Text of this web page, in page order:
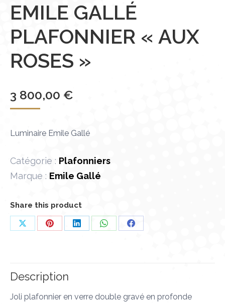
EMILE GALLÉ
PLAFONNIER « AUX
ROSES »
3 800,00 €
Luminaire Emile Gallé
Catégorie : Plafonniers
Marque : Emile Gallé
Share this product
PartagerPartagerPartagerPartagerPartager
Description
Joli plafonnier en verre double gravé en profonde